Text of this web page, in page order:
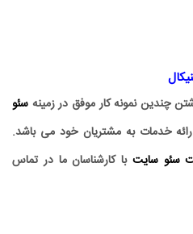
چندین نمونه کار موفق در زمینه سئو
خدمات به مشتریان خود می باشد.
سئو سایت با کارشناسان ما در تماس